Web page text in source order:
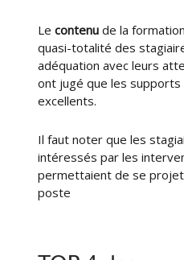
Lecontenu de la
quasi-totalité des
adéquation avec leurs
ont jugé que les
excellents.
Il faut noter que les
intéressés par les
permettaient de se
poste